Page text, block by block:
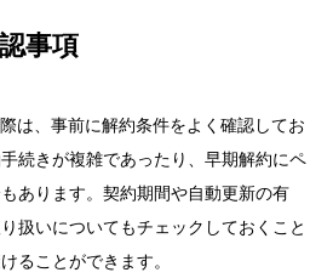
事項
は、事前に解約条件をよく確認してお
続きが複雑であったり、早期解約にペ
あります。契約期間や自動更新の有
扱いについてもチェックしておくこと
ることができます。